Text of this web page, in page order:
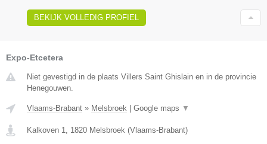
BEKIJK VOLLEDIG PROFIEL
Expo-Etcetera
Niet gevestigd in de plaats Villers Saint Ghislain en in de provincie
Henegouwen.
Vlaams-Brabant » Melsbroek | Google maps ▼
Kalkoven 1 1820 Melsbroek (Vlaams-Brabant)